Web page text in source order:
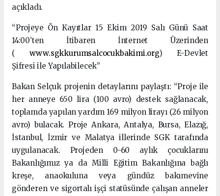
açıkladı.
“Projeye Ön Kayıtlar 15 Ekim 2019 Salı Günü Saat
14:00’ten İtibaren İnternet Üzerinden
( www.sgkkurumsalcocukbakimi.org) E-Devlet
Şifresi ile Yapılabilecek”
Bakan Selçuk projenin detaylarını paylaştı: “Proje ile
her anneye 650 lira (100 avro) destek sağlanacak,
toplamda yapılan yardım 169 milyon lirayı (26 milyon
avro) bulacak. Proje Ankara, Antalya, Bursa, Elazığ,
İstanbul, İzmir ve Malatya illerinde SGK tarafında
uygulanacak. Projeden 0-60 aylık çocuklarını
Bakanlığımız ya da Milli Eğitim Bakanlığına bağlı
kreşe, anaokuluna veya gündüz bakımevine
gönderen ve sigortalı işçi statüsünde çalışan anneler